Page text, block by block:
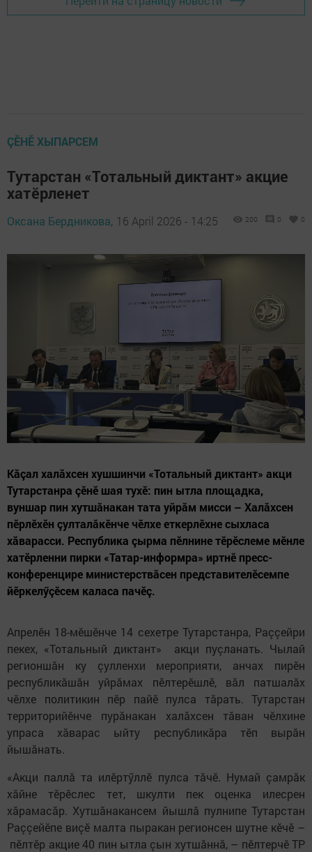
ÇӖНӖ ХЫПАРСЕМ
Тутарстан «Тотальный диктант» акцие
хатӗрленет
Оксана Бердникова, 16 April 2026 - 14:25 200 0 0
Кăçал халăхсен хушшинчи «Тотальный диктант» акци
Тутарстанра çӗнӗ шая тухӗ: пин ытла площадка,
вуншар пин хутшăнакан тата уйрăм мисси – Халăхсен
пӗрлӗхӗн çулталăкӗнче чӗлхе еткерлӗхне сыхласа
хăварасси. Республика çырма пӗлнине тӗрӗслеме мӗнле
хатӗрленни пирки «Татар-информра» иртнӗ пресс-
конференцире министерствăсен представителӗсемпе
йӗркелӳçӗсем каласа пачӗç.
Апрелӗн 18-мӗшӗнче 14 сехетре Тутарстанра, Раççейри
пекех, «Тотальный диктант» акци пуçланать. Чылай
регионшăн ку çулленхи мероприяти, анчах пирӗн
республикăшăн уйрăмах пӗлтерӗшлӗ, вăл патшалăх
чӗлхе политикин пӗр пайӗ пулса тăрать. Тутарстан
территорийӗнче пурăнакан халăхсен тăван чӗлхине
упраса хăварас ыйту республикăра тӗп вырăн
йышăнать.
«Акци паллă та илӗртӳллӗ пулса тăчӗ. Нумай çамрăк
хăйне тӗрӗслес тет, шкулти пек оценка илесрен
хăрамасăр. Хутшăнакансем йышлă пулнипе Тутарстан
Раççейӗпе виçӗ малта пыракан регионсен шутне кӗчӗ –
пӗлтӗр акцие 40 пин ытла çын хутшăннă, – пӗлтерчӗ ТР